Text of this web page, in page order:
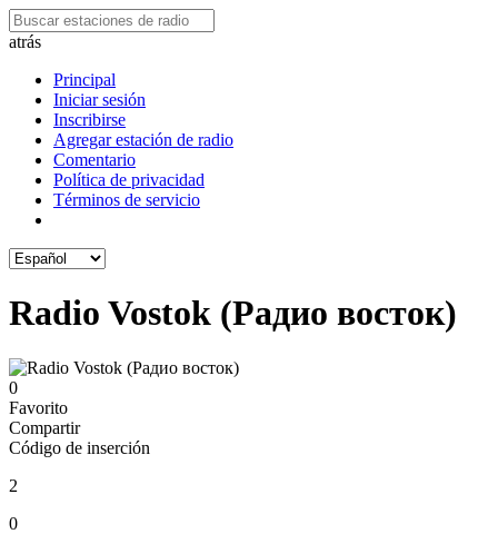
atrás
Principal
Iniciar sesión
Inscribirse
Agregar estación de radio
Comentario
Política de privacidad
Términos de servicio
Radio Vostok (Радио восток)
0
Favorito
Compartir
Código de inserción
2
0